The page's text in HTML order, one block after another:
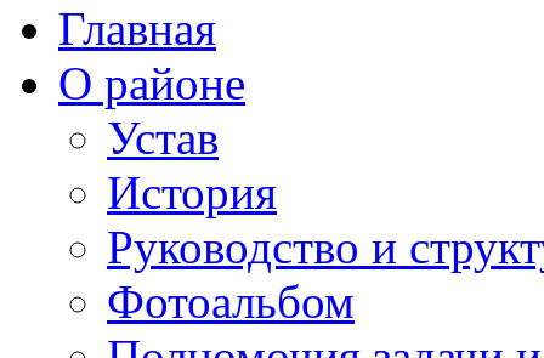
Главная
О районе
Устав
История
Руководство и
Фотоальбом